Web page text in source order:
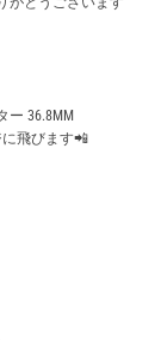
36.8MM
飛びます📲